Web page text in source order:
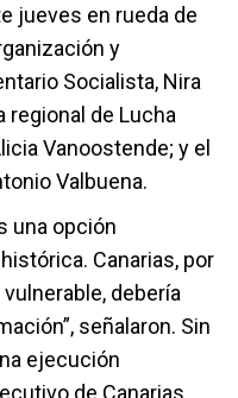
jueves en rueda de
y
Socialista, Nira
regional de Lucha
Vanoostende; y el
Valbuena.
una opción
Canarias, por
debería
señalaron. Sin
ejecución
de Canarias